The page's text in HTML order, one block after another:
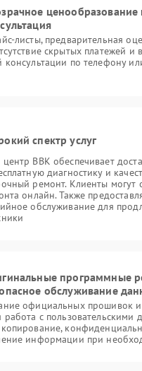
ценообразование
листы, предварительная
скрытых платежей и
консультации по телефону
спектр услуг
BBK обеспечивает
диагностику и
ремонт. Клиенты могут
онлайн. Также
обслуживание для
программные
обслуживание
официальных прошивок
работа с пользовательскими
информации при